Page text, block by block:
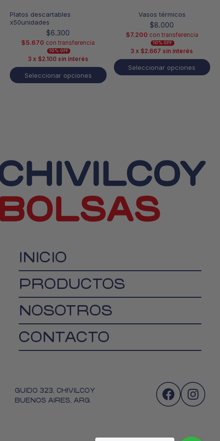
Platos descartables
x50unidades
$6.300
$5.670 con transferencia
10% OFF
3 x $2.100 sin interés
Seleccionar opciones
Vasos térmicos
$8.000
$7.200 con transferencia
10% OFF
3 x $2.667 sin interés
Seleccionar opciones
producto
INICIO
PRODUCTOS
NOSOTROS
CONTACTO
GUIDO 323, CHIVILCOY
BUENOS AIRES, ARG.